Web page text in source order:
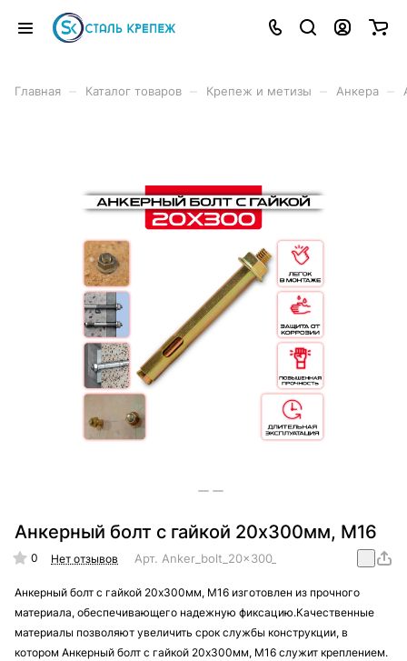
Главная Каталог товаров Крепеж и метизы Анкера
Анкерный болт с гайкой 20х300мм, М16
0 Нет отзывов Арт. Anker_bolt_20x300_M16
Анкерный болт с гайкой 20х300мм, М16 изготовлен из прочного
материала, обеспечивающего надежную фиксацию.Качественные
материалы позволяют увеличить срок службы конструкции, в
котором Анкерный болт с гайкой 20х300мм, М16 служит креплением.